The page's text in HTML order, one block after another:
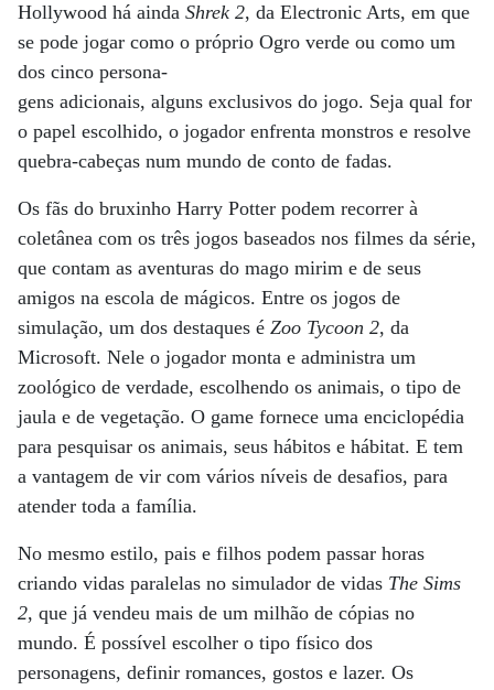
Hollywood há ainda Shrek 2, da Electronic Arts, em que
se pode jogar como o próprio Ogro verde ou como um
dos cinco persona-
gens adicionais, alguns exclusivos do jogo. Seja qual for
o papel escolhido, o jogador enfrenta monstros e resolve
quebra-cabeças num mundo de conto de fadas.
Os fãs do bruxinho Harry Potter podem recorrer à
coletânea com os três jogos baseados nos filmes da série,
que contam as aventuras do mago mirim e de seus
amigos na escola de mágicos. Entre os jogos de
simulação, um dos destaques é Zoo Tycoon 2, da
Microsoft. Nele o jogador monta e administra um
zoológico de verdade, escolhendo os animais, o tipo de
jaula e de vegetação. O game fornece uma enciclopédia
para pesquisar os animais, seus hábitos e hábitat. E tem
a vantagem de vir com vários níveis de desafios, para
atender toda a família.
No mesmo estilo, pais e filhos podem passar horas
criando vidas paralelas no simulador de vidas The Sims
2, que já vendeu mais de um milhão de cópias no
mundo. É possível escolher o tipo físico dos
personagens, definir romances, gostos e lazer. Os